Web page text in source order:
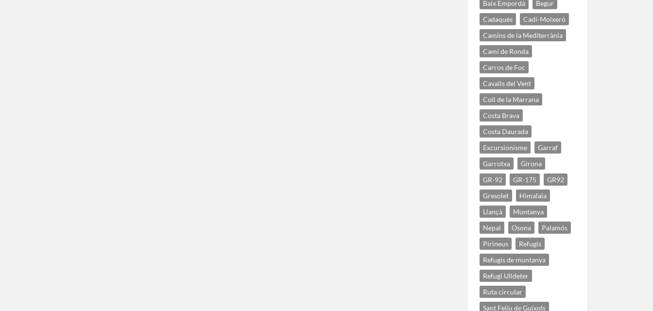
Baix Empordà
Begur
Cadaqués
Cadí-Moixeró
Camins de la Mediterrània
Camí de Ronda
Carros de Foc
Cavalls del Vent
Coll de la Marrana
Costa Brava
Costa Daurada
Excursionisme
Garraf
Garrotxa
Girona
GR-92
GR-175
GR92
Gresolet
Himalaia
Llançà
Muntanya
Nepal
Osona
Palamós
Pirineus
Refugis
Refugis de muntanya
Refugi Ulldeter
Ruta circular
Sant Feliu de Guíxols